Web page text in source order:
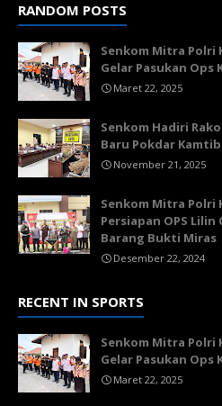
RANDOM POSTS
Senkom Mitra Polri
Gelar Pasukan Ops
Maret 22, 2025
Senkom Hadiri
Baru Pokdar
November 21, 2025
Senkom Mitra Polri
Persiapan OPS
Barang Bukti Miras
Desember 22, 2024
RECENT IN SPORTS
Senkom Mitra Polri
Gelar Pasukan Ops
Maret 22, 2025